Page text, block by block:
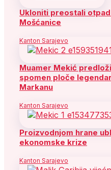
Ukloniti preostali
Mošćanice
Kanton Sarajevo
Muamer Mekić
spomen ploče
Markanu
Kanton Sarajevo
Proizvodnjom hrane
ekonomske krize
Kanton Sarajevo